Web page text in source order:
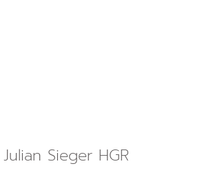
Sieger HGR